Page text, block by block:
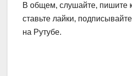
В общем, слушайте, пишите
ставьте лайки,
на Рутубе.